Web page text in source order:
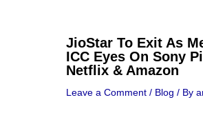
JioStar To Exit As
ICC Eyes On Sony
Netflix & Amazon
Leave a Comment / Blog / By